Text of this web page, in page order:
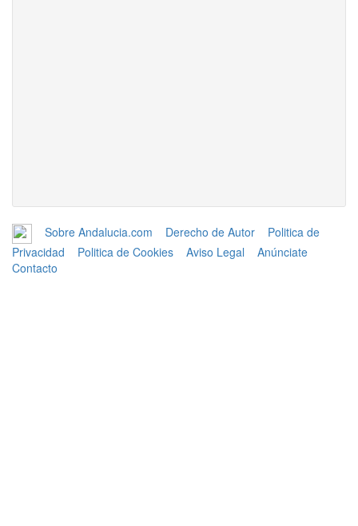
Sobre Andalucia.com Derecho de Autor
Politica de
Privacidad
Politica de Cookies Aviso Legal
Anúnciate
Contacto